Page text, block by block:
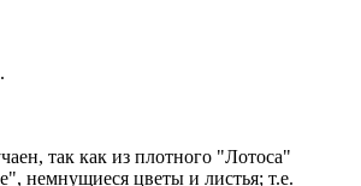
так как из плотного "Лотоса"
немнущиеся цветы и листья; т.е.